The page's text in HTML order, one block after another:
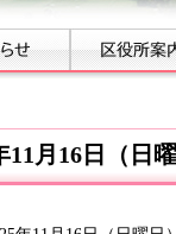
11月16日（日